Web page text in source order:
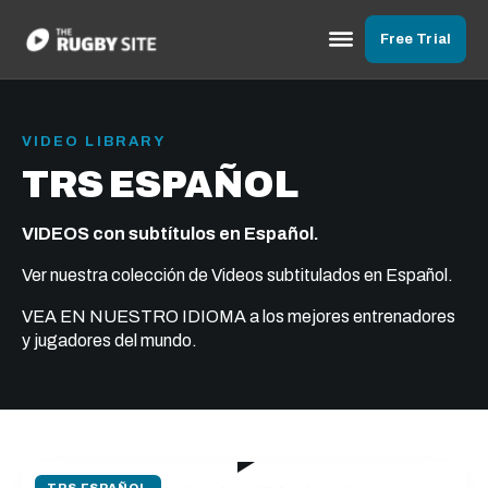
Free Trial
VIDEO LIBRARY
TRS ESPAÑOL
VIDEOS con subtítulos en Español.
Ver nuestra colección de Videos subtitulados en Español.
VEA EN NUESTRO IDIOMA a los mejores entrenadores
y jugadores del mundo.